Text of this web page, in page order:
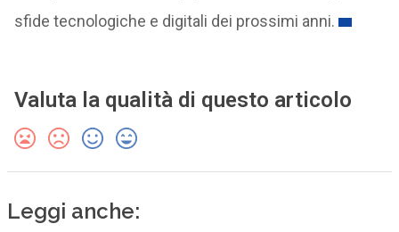
sfide tecnologiche e digitali dei prossimi anni.
Valuta la qualità di questo articolo
Leggi anche: